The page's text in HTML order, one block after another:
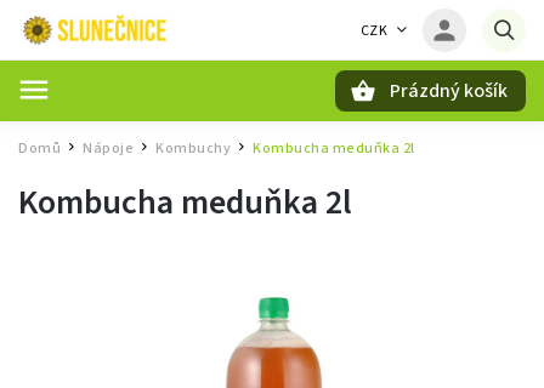
CZK
Prázdný košík
Domů / Nápoje / Kombuchy / Kombucha meduňka 2l
Kombucha meduňka 2l